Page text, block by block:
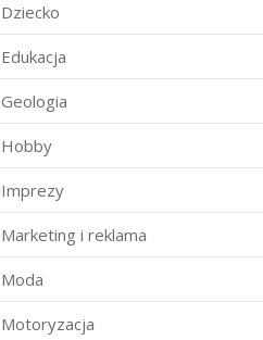
Dziecko
Edukacja
Geologia
Hobby
Imprezy
Marketing i reklama
Moda
Motoryzacja